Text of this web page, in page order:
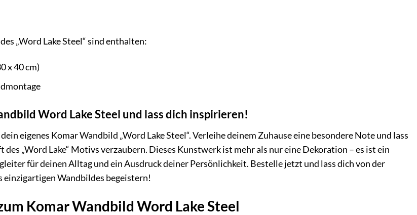
„Word Lake Steel“ sind enthalten:
x 40 cm)
Word Lake Steel und lass dich inspirieren!
eigenes Komar Wandbild „Word Lake Steel“. Verleihe deinem Zuhause eine besondere Note und lass
„Word Lake“ Motivs verzaubern. Dieses Kunstwerk ist mehr als nur eine Dekoration – es ist ein
für deinen Alltag und ein Ausdruck deiner Persönlichkeit. Bestelle jetzt und lass dich von der
Wandbildes begeistern!
Komar Wandbild Word Lake Steel